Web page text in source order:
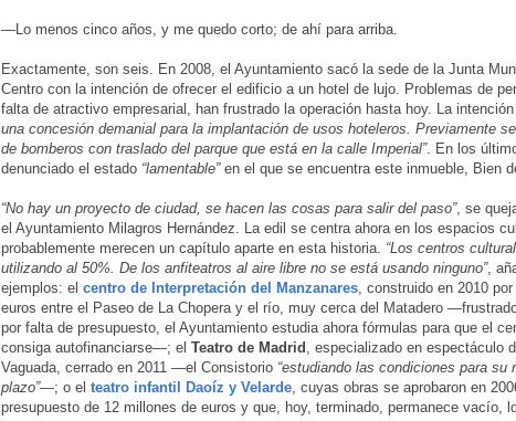
—Lo menos cinco años, y me quedo corto; de ahí para arriba.
Exactamente, son seis. En 2008, el Ayuntamiento sacó la sede de la Junta
Centro con la intención de ofrecer el edificio a un hotel de lujo. Problemas de
falta de atractivo empresarial, han frustrado la operación hasta hoy. La
una concesión demanial para la implantación de usos hoteleros. Previamente
de bomberos con traslado del parque que está en la calle Imperial”. En los
denunciado el estado “lamentable”en el que se encuentra este inmueble, Bien
“No hay un proyecto de ciudad, se hacen las cosas para salir del paso”, se
el Ayuntamiento Milagros Hernández. La edil se centra ahora en los espacios
probablemente merecen un capítulo aparte en esta historia. “Los centros
utilizando al 50%. De los anfiteatros al aire libre no se está usando ninguno”,
ejemplos: el centro de Interpretación del Manzanares , construido en 2010
euros entre el Paseo de La Chopera y el río, muy cerca del Matadero
por falta de presupuesto, el Ayuntamiento estudia ahora fórmulas para que el
consiga autofinanciarse—; el Teatro de Madrid
, especializado en espectáculo
Vaguada, cerrado en 2011 —el Consistorio “estudiando las condiciones para su
plazo”—; o el teatro infantil Daoíz y Velarde , cuyas obras se aprobaron en
presupuesto de 12 millones de euros y que, hoy, terminado, permanece vacío,